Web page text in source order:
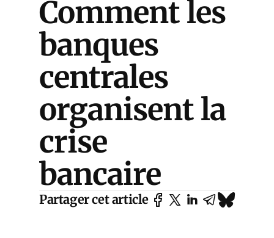
Comment les
banques
centrales
organisent la
crise
bancaire
Partager cet article